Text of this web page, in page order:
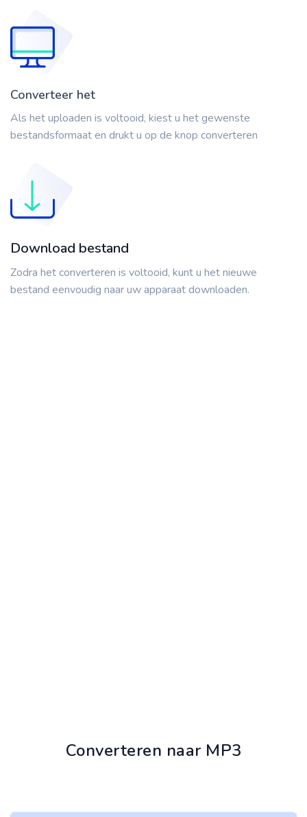
Converteer het
Als het uploaden is voltooid, kiest u het gewenste
bestandsformaat en drukt u op de knop converteren
Download bestand
Zodra het converteren is voltooid, kunt u het nieuwe
bestand eenvoudig naar uw apparaat downloaden.
Converteren naar MP3